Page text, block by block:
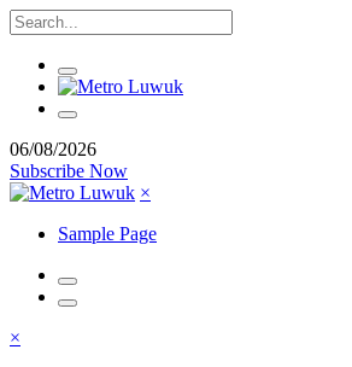
06/08/2026
Subscribe Now
×
Sample Page
×